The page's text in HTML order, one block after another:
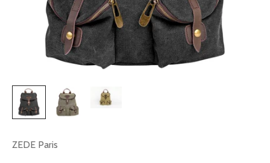
ZEDE Paris